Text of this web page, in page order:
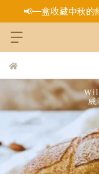
📢一盒收藏中秋